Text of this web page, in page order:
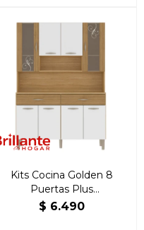
Kits Cocina Golden 8
Puertas Plus
Freijo/Supremo/CP Ripiado
$ 6.490